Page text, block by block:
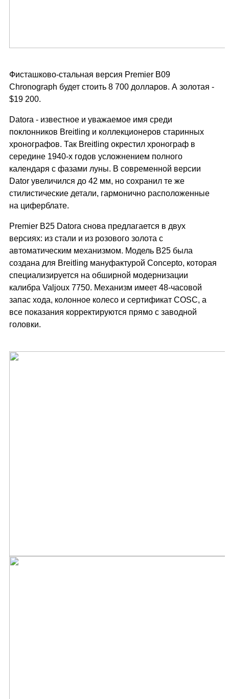
Фисташково-стальная версия Premier B09
Chronograph будет стоить 8 700 долларов. А золотая -
$19 200.
Datora - известное и уважаемое имя среди
поклонников Breitling и коллекционеров старинных
хронографов. Так Breitling окрестил хронограф в
середине 1940-х годов усложнением полного
календаря с фазами луны. В современной версии
Dator увеличился до 42 мм, но сохранил те же
стилистические детали, гармонично расположенные
на циферблате.
Premier B25 Datora снова предлагается в двух
версиях: из стали и из розового золота с
автоматическим механизмом. Модель B25 была
создана для Breitling мануфактурой Concepto, которая
специализируется на обширной модернизации
калибра Valjoux 7750. Механизм имеет 48-часовой
запас хода, колонное колесо и сертификат COSC, а
все показания корректируются прямо с заводной
головки.